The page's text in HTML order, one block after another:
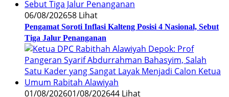
06/08/202658 Lihat
Pengamat Soroti Inflasi Kalteng Posisi 4 Nasional, Sebut
Tiga Jalur Penanganan
01/08/202601/08/202644 Lihat